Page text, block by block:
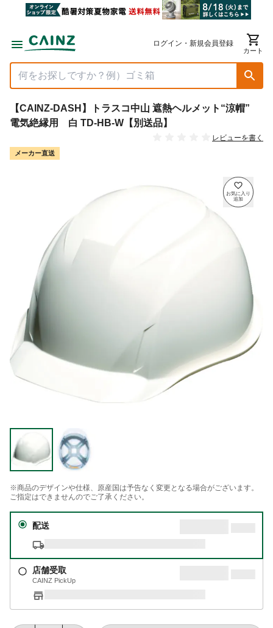
ログイン・新規会員登録
カート
【CAINZ-DASH】トラスコ中山 遮熱ヘルメット“涼帽”
電気絶縁用 白 TD-HB-W【別送品】
レビューを書く
メーカー直送
※商品のデザインや仕様、原産国は予告なく変更となる場合がございます。
ご指定はできませんのでご了承ください。
配送
店舗受取
CAINZ PickUp